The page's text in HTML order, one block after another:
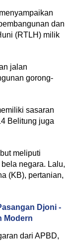
dan
(RTLH) milik
jalan
gorong-
sasaran
Belitung juga
meliputi
negara. Lalu,
(KB), pertanian,
Djoni -
Modern
dari APBD,